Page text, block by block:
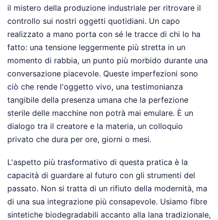
il mistero della produzione industriale per ritrovare il
controllo sui nostri oggetti quotidiani. Un capo
realizzato a mano porta con sé le tracce di chi lo ha
fatto: una tensione leggermente più stretta in un
momento di rabbia, un punto più morbido durante una
conversazione piacevole. Queste imperfezioni sono
ciò che rende l'oggetto vivo, una testimonianza
tangibile della presenza umana che la perfezione
sterile delle macchine non potrà mai emulare. È un
dialogo tra il creatore e la materia, un colloquio
privato che dura per ore, giorni o mesi.
L'aspetto più trasformativo di questa pratica è la
capacità di guardare al futuro con gli strumenti del
passato. Non si tratta di un rifiuto della modernità, ma
di una sua integrazione più consapevole. Usiamo fibre
sintetiche biodegradabili accanto alla lana tradizionale,